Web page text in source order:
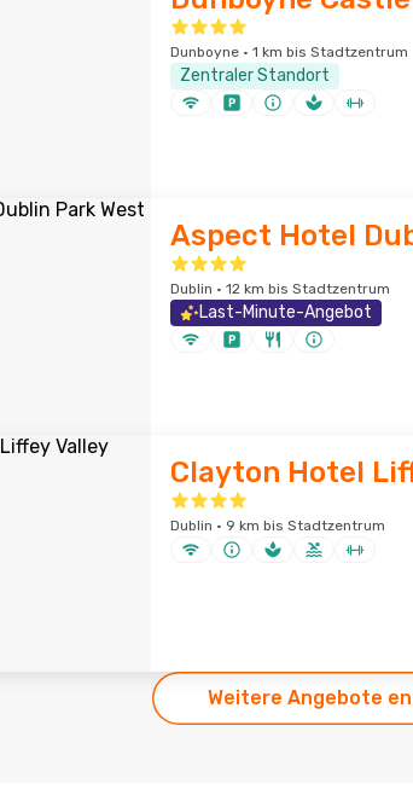
Dunboyne · 1 km bis Stadtzentrum
Zentraler Standort
Aspect Hotel
Dublin · 12 km bis Stadtzentrum
Last-Minute-Angebot
Clayton Hotel
Dublin · 9 km bis Stadtzentrum
Weitere Angebote